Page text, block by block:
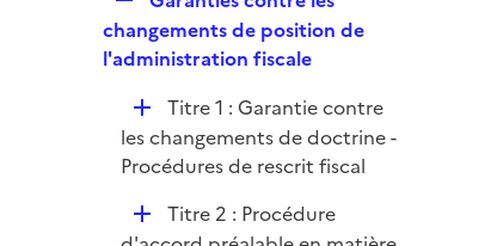
r i
e
r
e
p
i
e
r
changements de position de
l'administration fiscale
D
é
p
Titre 1 : Garantie contre
les changements de doctrine -
Procédures de rescrit fiscal
DTitre 2 : Procédure